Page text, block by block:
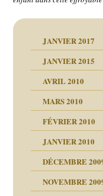
JANVIER 2017
JANVIER 2015
AVRIL 2010
MARS 2010
FÉVRIER 2010
JANVIER 2010
DÉCEMBRE
NOVEMBRE